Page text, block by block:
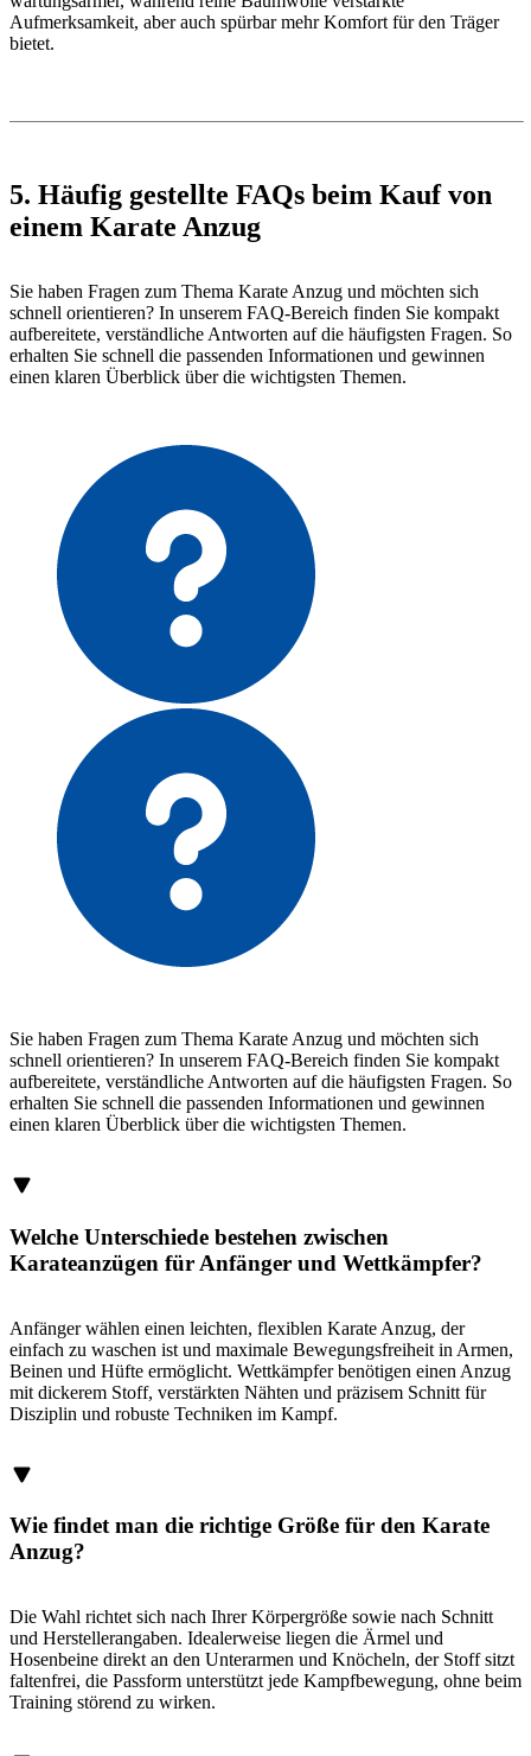
Aufmerksamkeit, aber auch spürbar mehr Komfort für den Träger
bietet.
5. Häufig gestellte FAQs beim Kauf von
einem Karate Anzug
Sie haben Fragen zum Thema Karate Anzug und möchten sich
schnell orientieren? In unserem FAQ-Bereich finden Sie kompakt
aufbereitete, verständliche Antworten auf die häufigsten Fragen. So
erhalten Sie schnell die passenden Informationen und gewinnen
einen klaren Überblick über die wichtigsten Themen.
Sie haben Fragen zum Thema Karate Anzug und möchten sich
schnell orientieren? In unserem FAQ-Bereich finden Sie kompakt
aufbereitete, verständliche Antworten auf die häufigsten Fragen. So
erhalten Sie schnell die passenden Informationen und gewinnen
einen klaren Überblick über die wichtigsten Themen.
Welche Unterschiede bestehen zwischen
Karateanzügen für Anfänger und Wettkämpfer?
Anfänger wählen einen leichten, flexiblen Karate Anzug, der
einfach zu waschen ist und maximale Bewegungsfreiheit in Armen,
Beinen und Hüfte ermöglicht. Wettkämpfer benötigen einen Anzug
mit dickerem Stoff, verstärkten Nähten und präzisem Schnitt für
Disziplin und robuste Techniken im Kampf.
Wie findet man die richtige Größe für den Karate
Anzug?
Die Wahl richtet sich nach Ihrer Körpergröße sowie nach Schnitt
und Herstellerangaben. Idealerweise liegen die Ärmel und
Hosenbeine direkt an den Unterarmen und Knöcheln, der Stoff sitzt
faltenfrei, die Passform unterstützt jede Kampfbewegung, ohne beim
Training störend zu wirken.